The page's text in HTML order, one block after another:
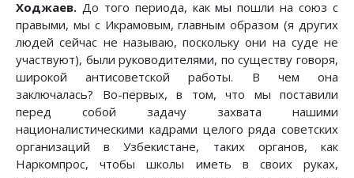
Ходжаев. До того периода, как мы пошли на союз с
правыми, мы с Икрамовым, главным образом (я других
людей сейчас не называю, поскольку они на суде не
участвуют), были руководителями, по существу говоря,
широкой антисоветской работы. В чем она
заключалась? Во-первых, в том, что мы поставили
перед собой задачу захвата нашими
националистическими кадрами целого ряда советских
организаций в Узбекистане, таких органов, как
Наркомпрос, чтобы школы иметь в своих руках,